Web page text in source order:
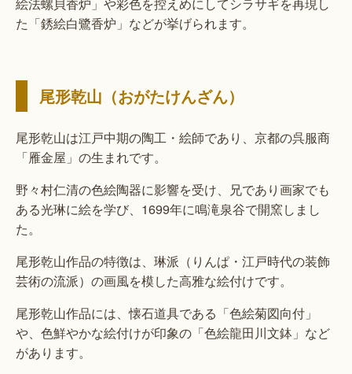
た「銹絵白鷺香炉」などが挙げられます。
尾形乾山（おがたけんざん）
尾形乾山は江戸中期の陶工・絵師であり、京都の呉服商
「雁金屋」の生まれです。
野々村仁清の色絵陶器に影響を受け、兄であり画家でも
ある光琳に絵を学び、1699年に鳴滝泉谷で開窯しまし
た。
尾形乾山作品の特徴は、琳派（りんぱ・江戸時代の装飾
芸術の流派）の画風を模した高雅な絵付けです。
尾形乾山作品には、懐石道具である「色絵菊図向付」
や、色鮮やかな絵付けが印象の「色絵龍田川文鉢」など
があります。